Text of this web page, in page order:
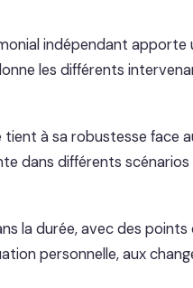
indépendant apporte
les différents
à sa robustesse face
dans différents scénarios
la durée, avec des points
personnelle, aux